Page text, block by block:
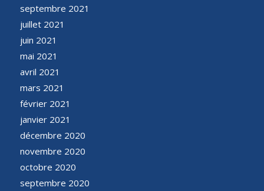
septembre 2021
juillet 2021
juin 2021
mai 2021
avril 2021
mars 2021
février 2021
janvier 2021
décembre 2020
novembre 2020
octobre 2020
septembre 2020